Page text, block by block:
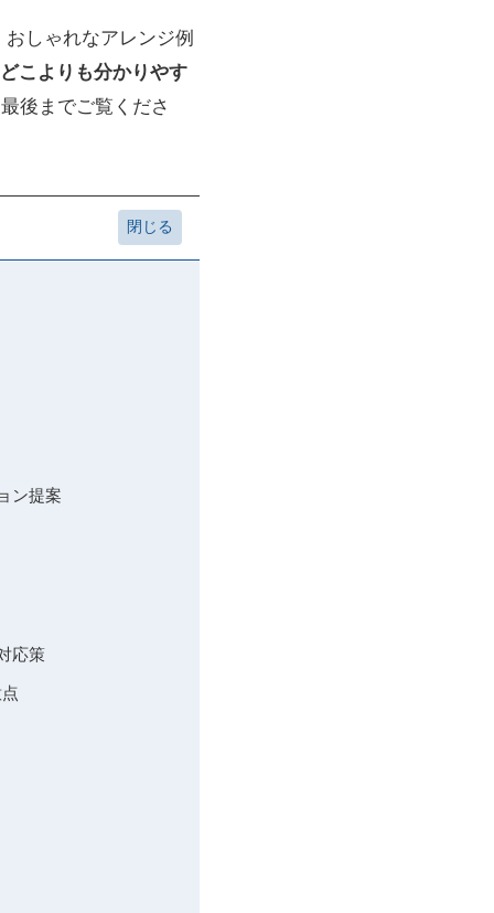
しゃれなアレンジ例
こよりも分かりやす
後までご覧くださ
ン提案
応策